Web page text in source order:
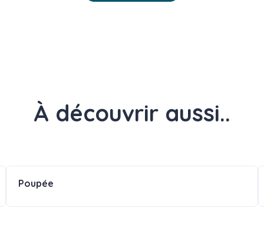
À découvrir aussi..
Poupée